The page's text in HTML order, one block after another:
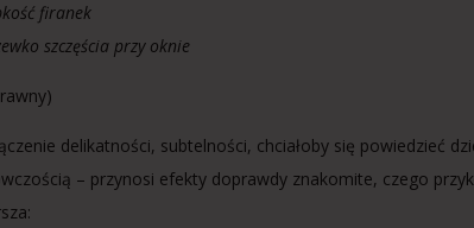
firanek
szczęścia przy oknie
delikatności, subtelności, chciałoby się powiedzieć
– przynosi efekty doprawdy znakomite, czego